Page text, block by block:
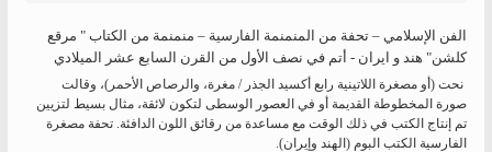
الفن الإسلامي – تحفة من المنمنمة الفارسية – منمنمة من الکتاب " مرقع
کلشن" هند و ایران - أتم في نصف الأول من القرن السابع عشر الميلادي
نحت (أو مصغرة اللاتينية رابع أكسيد الجذر / مغرة، والرصاص الأحمر)، وقالت
صورة المخطوطة القديمة أو في العصور الوسطى لتكون لائقة، مثال بسيط لتزيين
تم إنتاج الكتب في ذلك الوقت مع مساعدة من رقائق اللون الدافئة. تحفة مصغرة
الفارسية الكتب البوم (الهند وإيران).